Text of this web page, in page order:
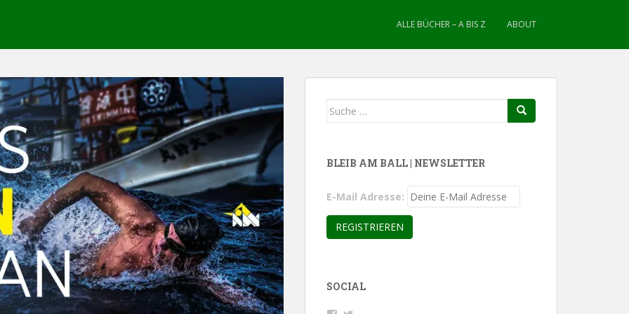
ALLE BÜCHER – A BIS Z ABOUT
Suche
BLEIB AM BALL | NEWSLETTER
E-Mail Adresse:
SOCIAL